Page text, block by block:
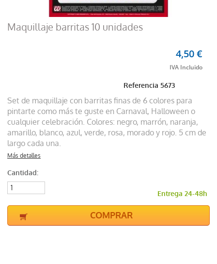
Maquillaje barritas 10 unidades
Referencia 5673
4,50 €
Set de maquillaje con barritas finas de 6 colores para
pintarte como más te guste en Carnaval, Halloween o
cualquier celebración. Colores: negro, marrón, naranja,
amarillo, blanco, azul, verde, rosa, morado y rojo. 5 cm de
largo cada una.
Más detalles
Cantidad:
Entrega 24-48h
COMPRAR